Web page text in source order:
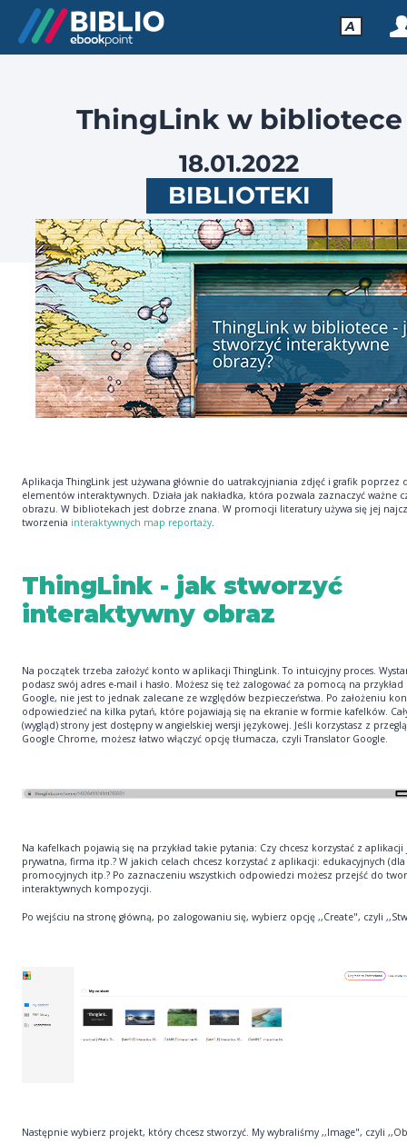
A
ThingLink w bibliotece
18.01.2022
BIBLIOTEKI
Aplikacja ThingLink jest używana głównie do uatrakcyjniania zdjęć i grafik poprzez
elementów interaktywnych. Działa jak nakładka, która pozwala zaznaczyć ważne
obrazu. W bibliotekach jest dobrze znana. W promocji literatury używa się jej
tworzenia interaktywnych map reportaży
ThingLink - jak stworzyć
interaktywny obraz
Na początek trzeba założyć konto w aplikacji ThingLink. To intuicyjny proces.
podasz swój adres e-mail i hasło. Możesz się też zalogować za pomocą na
Google, nie jest to jednak zalecane ze względów bezpieczeństwa. Po założeniu
odpowiedzieć na kilka pytań, które pojawiają się na ekranie w formie kafelków.
(wygląd) strony jest dostępny w angielskiej wersji językowej. Jeśli korzystasz z
Google Chrome, możesz łatwo włączyć opcję tłumacza, czyli Translator Google.
Na kafelkach pojawią się na przykład takie pytania: Czy chcesz korzystać z
prywatna, firma itp.? W jakich celach chcesz korzystać z aplikacji: edukacyjnych (dla
promocyjnych itp.? Po zaznaczeniu wszystkich odpowiedzi możesz przejść do
interaktywnych kompozycji.
Po wejściu na stronę główną, po zalogowaniu się, wybierz opcję ,,Create", czyli
Następnie wybierz projekt, który chcesz stworzyć. My wybraliśmy ,,Image", czyli